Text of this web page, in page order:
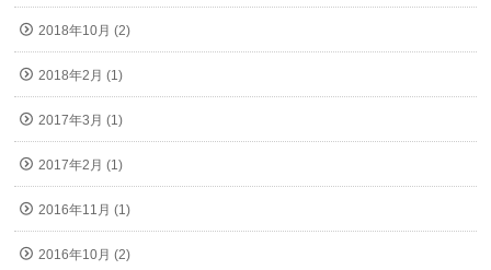
2018年10月 (2)
2018年2月 (1)
2017年3月 (1)
2017年2月 (1)
2016年11月 (1)
2016年10月 (2)